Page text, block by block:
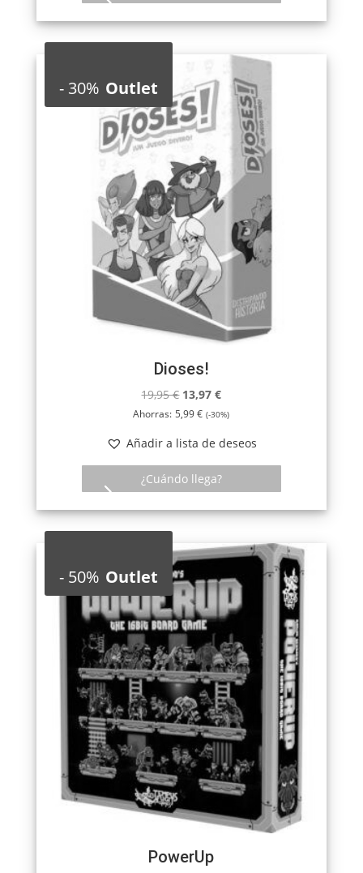
-30% Outlet
Dioses!
19,95€ El
precio
era:
19,95 €.
13,97€El
precio
es:
13,97 €.
Ahorras: 5,99€ (-30%)
Añadir a lista de deseos
¿Cuándo llega?
-50% Outlet
PowerUp